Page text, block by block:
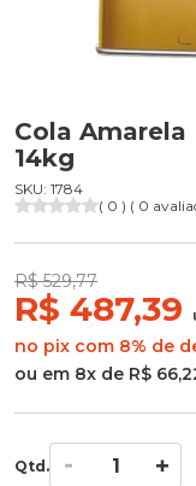
Cola Amarela
14kg
SKU: 1784
( 0 ) ( 0
R$ 529,77
R$ 487,39
no pix com 8% de
ou em 8x de R$
Qtd.